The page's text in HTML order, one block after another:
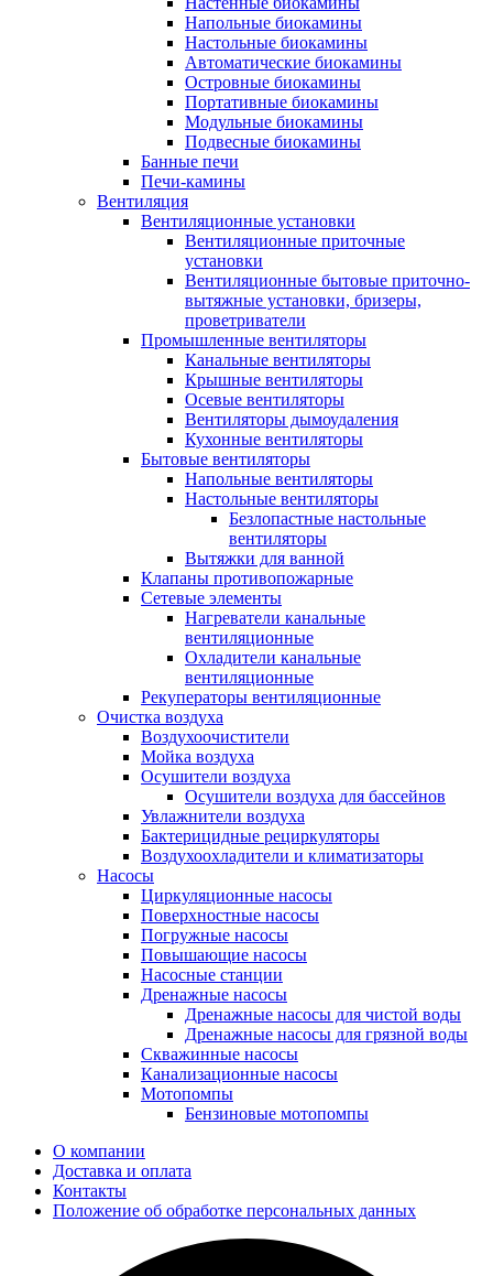
Напольные биокамины
Настольные биокамины
Автоматические биокамины
Островные биокамины
Портативные биокамины
Модульные биокамины
Подвесные биокамины
Банные печи
Печи-камины
Вентиляция
Вентиляционные установки
Вентиляционные приточные
установки
Вентиляционные бытовые приточно-
вытяжные установки, бризеры,
проветриватели
Промышленные вентиляторы
Канальные вентиляторы
Крышные вентиляторы
Осевые вентиляторы
Вентиляторы дымоудаления
Кухонные вентиляторы
Бытовые вентиляторы
Напольные вентиляторы
Настольные вентиляторы
Безлопастные настольные
вентиляторы
Вытяжки для ванной
Клапаны противопожарные
Сетевые элементы
Нагреватели канальные
вентиляционные
Охладители канальные
вентиляционные
Рекуператоры вентиляционные
Очистка воздуха
Воздухоочистители
Мойка воздуха
Осушители воздуха
Осушители воздуха для бассейнов
Увлажнители воздуха
Бактерицидные рециркуляторы
Воздухоохладители и климатизаторы
Насосы
Циркуляционные насосы
Поверхностные насосы
Погружные насосы
Повышающие насосы
Насосные станции
Дренажные насосы
Дренажные насосы для чистой воды
Дренажные насосы для грязной воды
Скважинные насосы
Канализационные насосы
Мотопомпы
Бензиновые мотопомпы
О компании
Доставка и оплата
Контакты
Положение об обработке персональных данных